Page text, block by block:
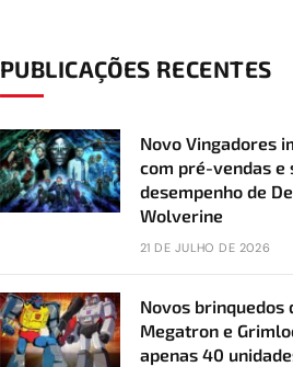
PUBLICAÇÕES RECENTES
Novo Vingadores
com pré-vendas e
desempenho de
Wolverine
21 DE JULHO DE 2026
Novos brinquedos
Megatron e
apenas 40